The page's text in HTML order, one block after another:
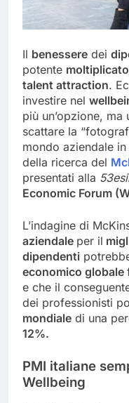
Il benessere dei
potente
talent attraction.
investire nel
più un’opzione, ma
scattare la
mondo aziendale
della ricerca del
presentati alla
Economic Forum
L’indagine di
aziendale per il
dipendenti
economico globale
e che il
dei professionisti
mondiale di una
12%.
PMI italiane
Wellbeing